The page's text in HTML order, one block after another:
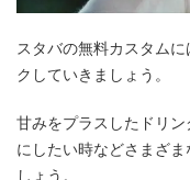
スタバの無料カスタム
クしていきましょう。
甘みをプラスしたドリ
にしたい時などさまざ
しょう。